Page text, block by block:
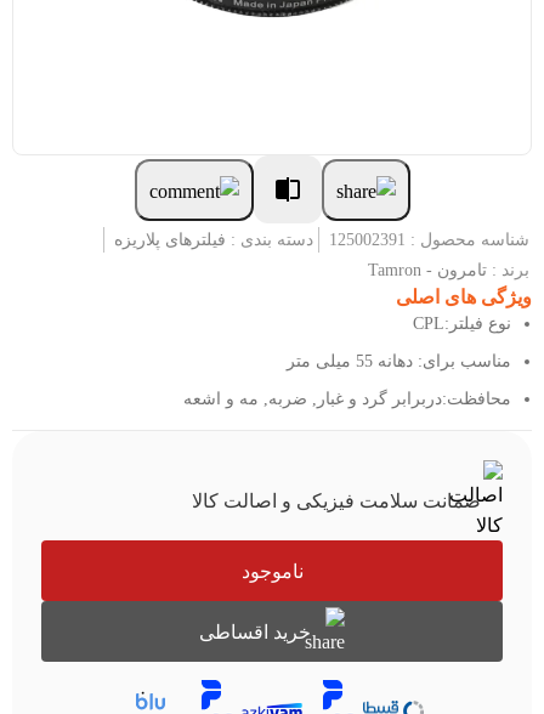
شناسه محصول : 125002391 دسته بندی : فیلترهای پلاریزه
برند : تامرون - Tamron
ویژگی های اصلی
نوع فیلتر:CPL
مناسب برای: دهانه 55 میلی متر
محافظت:دربرابر گرد و غبار, ضربه, مه و اشعه
ضمانت سلامت فیزیکی و اصالت کالا
ناموجود
خرید اقساطی